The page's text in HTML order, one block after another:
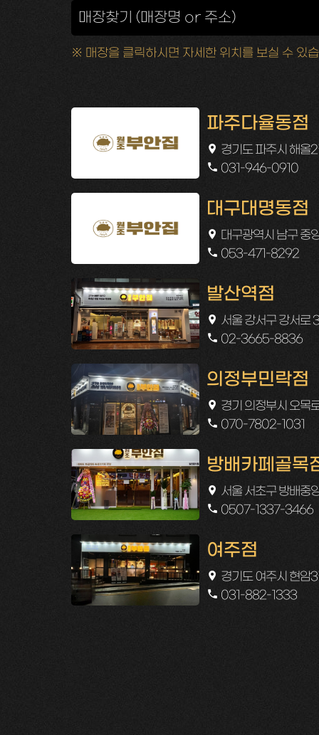
※ 매장을 클릭하시면 자세한 위치를 보실 수 있
파주다율동점
경기도 파주시 해올
031-946-0910
대구대명동점
대구광역시 남구 중
053-471-8292
발산역점
서울 강서구 강서로
02-3665-8836
의정부민락점
경기 의정부시 오목
070-7802-1031
방배카페골목
서울 서초구 방배중
0507-1337-3466
여주점
경기도 여주시 현암3
031-882-1333